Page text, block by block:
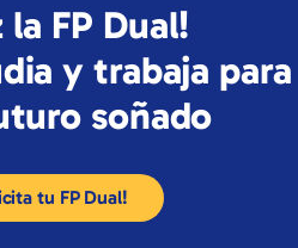
la FP Dual!
y trabaja para
soñado
tu FP Dual!